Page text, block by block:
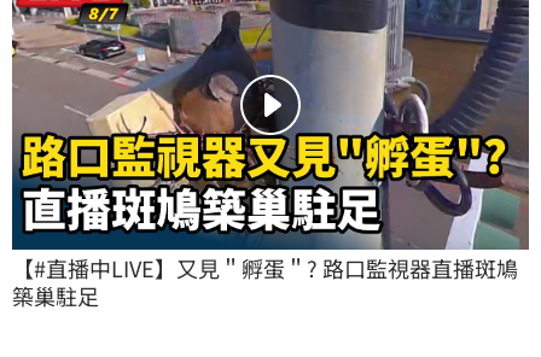
【#直播中LIVE】又見＂孵蛋＂? 路口監視器直播斑鳩
築巢駐足